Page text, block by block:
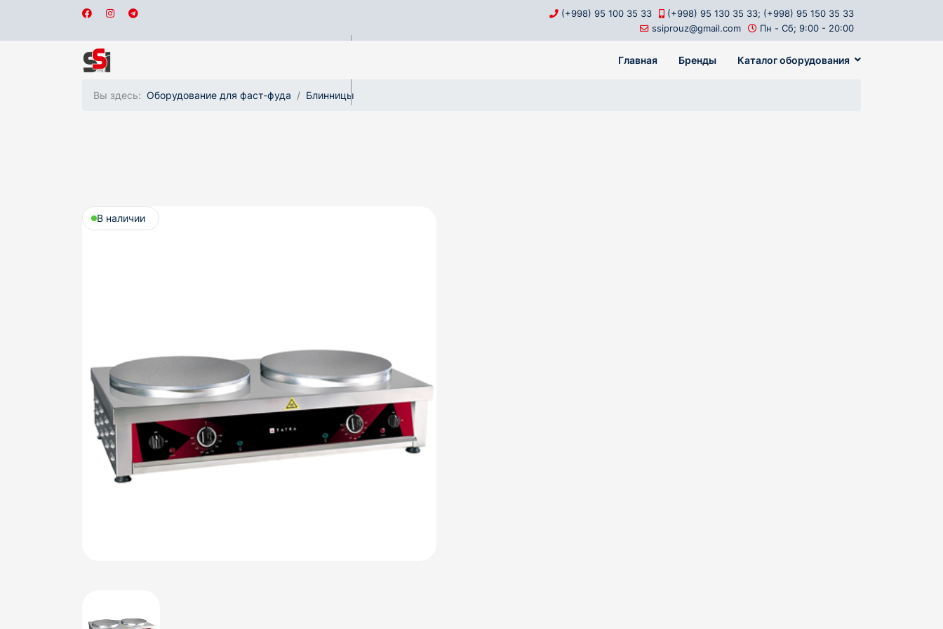
(+998) 95 100 35 33
(+998) 95 130 35 33; (+998) 95 150 35 33
ssiprouz@gmail.com
Пн - Сб; 9:00 - 20:00
Главная Бренды Каталог оборудования
Вы здесь: Оборудование для фаст-фуда Блинницы
В наличии